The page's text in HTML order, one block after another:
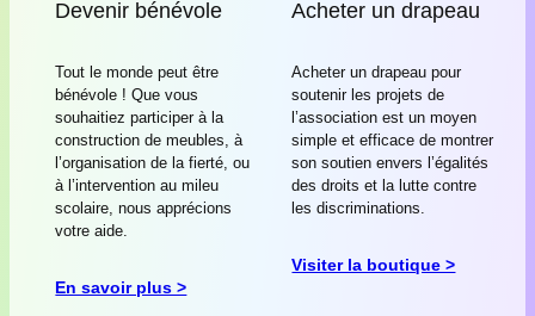
Devenir bénévole
Tout le monde peut être
bénévole ! Que vous
souhaitiez participer à la
construction de meubles, à
l’organisation de la fierté, ou
à l’intervention au mileu
scolaire, nous apprécions
votre aide.
En savoir plus >
Acheter un drapeau
Acheter un drapeau pour
soutenir les projets de
l’association est un moyen
simple et efficace de montrer
son soutien envers l’égalités
des droits et la lutte contre
les discriminations.
Visiter la boutique >